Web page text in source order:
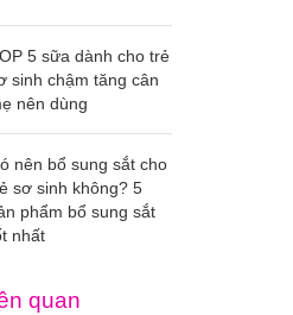
5 sữa dành cho trẻ
sinh chậm tăng cân
nên dùng
nên bổ sung sắt cho
sơ sinh không? 5
phẩm bổ sung sắt
nhất
quan